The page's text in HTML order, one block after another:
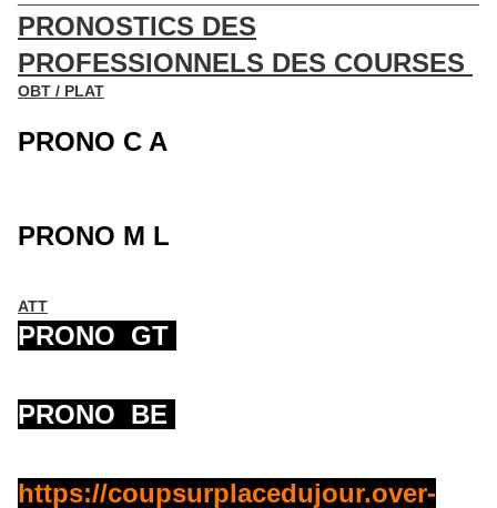
PRONOSTICS DES
PROFESSIONNELS DES COURSES
OBT / PLAT
PRONO C A
PRONO M L
ATT
PRONO GT
PRONO BE
https://coupsurplacedujour.over-